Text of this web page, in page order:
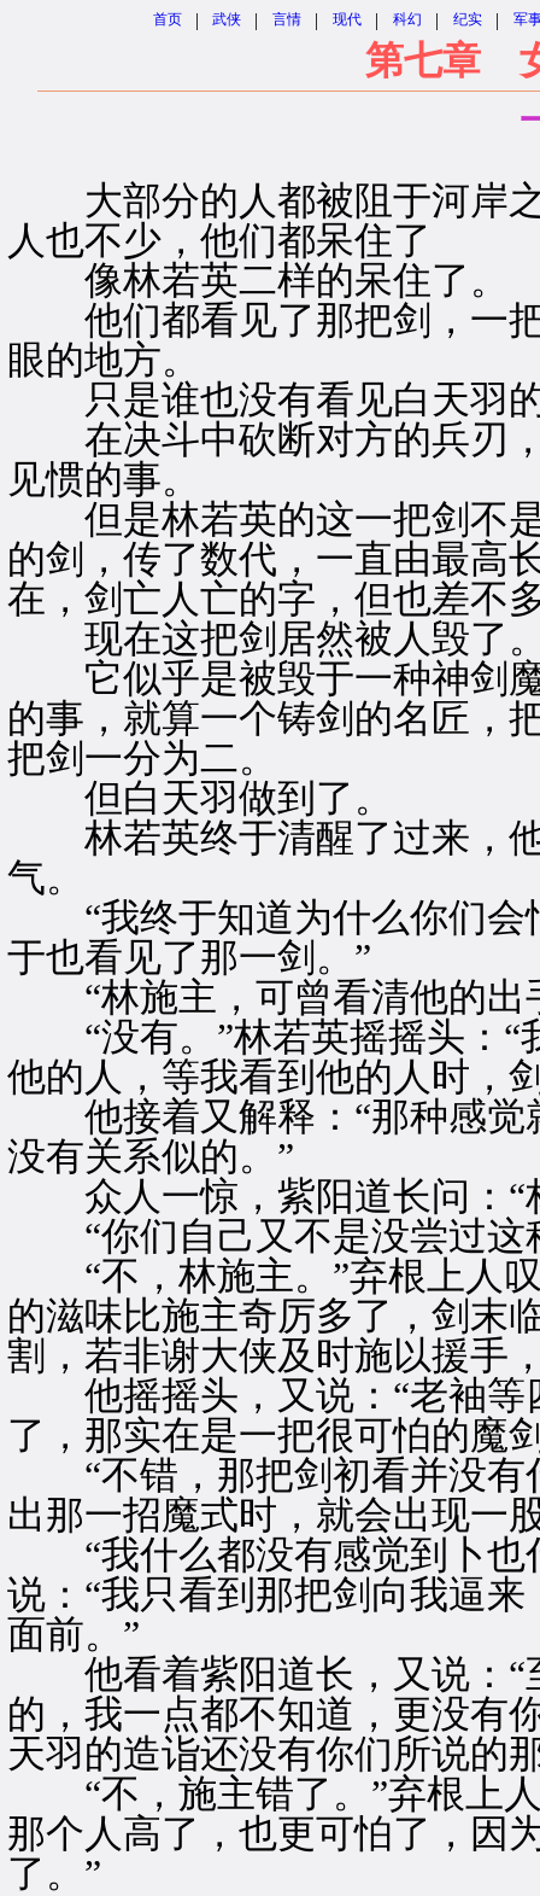
首页 | 武侠 | 言情 | 现代 | 科幻 | 纪实 | 军
第七章
大部分的人都被阻于河岸之
人也不少，他们都呆住了
像林若英二样的呆住了。
他们都看见了那把剑，一把
眼的地方。
只是谁也没有看见白天羽
在决斗中砍断对方的兵刃，
见惯的事。
但是林若英的这一把剑不是
的剑，传了数代，一直由最高
在，剑亡人亡的字，但也差不
现在这把剑居然被人毁了
它似乎是被毁于一种神剑魔
的事，就算一个铸剑的名匠，
把剑一分为二。
但白天羽做到了。
林若英终于清醒了过来，他
气。
“我终于知道为什么你们会
于也看见了那一剑。”
“林施主，可曾看清他的出
“没有。”林若英摇摇头：“
他的人，等我看到他的人时，
他接着又解释：“那种感觉
没有关系似的。”
众人一惊，紫阳道长问：“
“你们自己又不是没尝过这
“不，林施主。”弃根上人叹
的滋味比施主奇厉多了，剑末
割，若非谢大侠及时施以援手
他摇摇头，又说：“老袖等
了，那实在是一把很可怕的魔
“不错，那把剑初看并没有
出那一招魔式时，就会出现一
“我什么都没有感觉到卜也
说：“我只看到那把剑向我逼
面前。”
他看着紫阳道长，又说：“
的，我一点都不知道，更没有
天羽的造诣还没有你们所说的
“不，施主错了。”弃根上人
那个人高了，也更可怕了，因
了。”